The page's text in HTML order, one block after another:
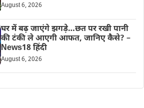
August 6, 2026
घर में बढ़ जाएंगे झगड़े…छत पर रखी पानी
की टंकी ले आएगी आफत, जानिए कैसे? –
News18 हिंदी
August 6, 2026